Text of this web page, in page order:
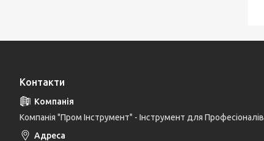
Контакти
Компанія "Пром Інструмент" - Інструмент для Професіоналів